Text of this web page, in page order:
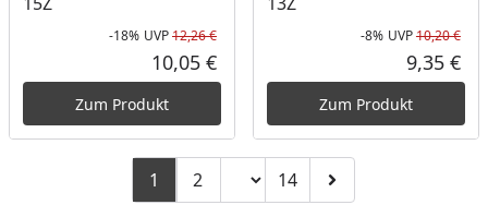
Rabatt in Prozent
-18%
Ursprünglicher Preis
UVP12,26 €
Aktueller Preis
10,05 €
Zum Produkt
-8% UVP10,20 €
9,35 €
Zum Produkt
1 Zu Seite 2
2 Seitenzahl ändern
Zu Seite 14
14 Zur nächsten Seite